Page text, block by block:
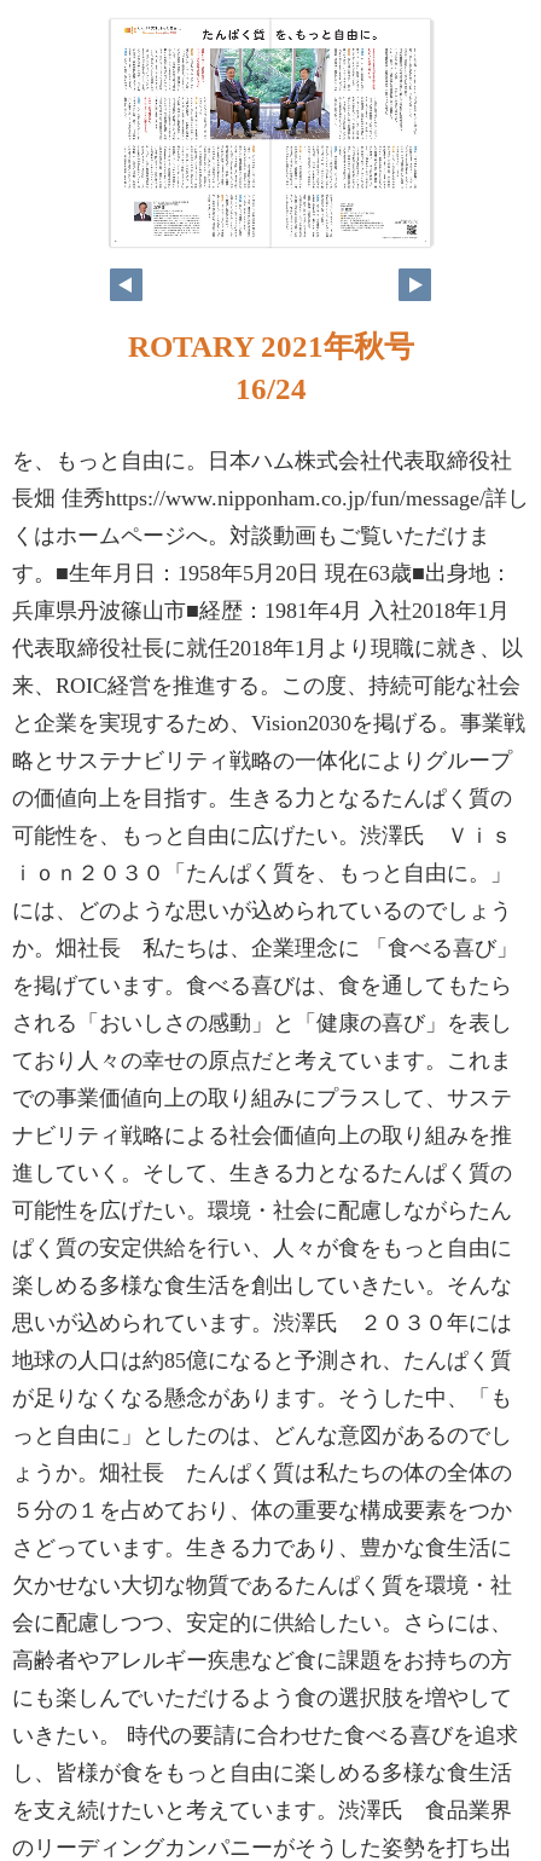
ROTARY 2021年秋号
16/24
を、もっと自由に。日本ハム株式会社代表取締役社
長畑 佳秀https://www.nipponham.co.jp/fun/message/詳し
くはホームページへ。対談動画もご覧いただけま
す。■生年月日：1958年5月20日 現在63歳■出身地：
兵庫県丹波篠山市■経歴：1981年4月 入社2018年1月
代表取締役社長に就任2018年1月より現職に就き、以
来、ROIC経営を推進する。この度、持続可能な社会
と企業を実現するため、Vision2030を掲げる。事業戦
略とサステナビリティ戦略の一体化によりグループ
の価値向上を目指す。生きる力となるたんぱく質の
可能性を、もっと自由に広げたい。渋澤氏 Ｖｉｓ
ｉｏｎ２０３０「たんぱく質を、もっと自由に。」
には、どのような思いが込められているのでしょう
か。畑社長 私たちは、企業理念に 「食べる喜び」
を掲げています。食べる喜びは、食を通してもたら
される「おいしさの感動」と「健康の喜び」を表し
ており人々の幸せの原点だと考えています。これま
での事業価値向上の取り組みにプラスして、サステ
ナビリティ戦略による社会価値向上の取り組みを推
進していく。そして、生きる力となるたんぱく質の
可能性を広げたい。環境・社会に配慮しながらたん
ぱく質の安定供給を行い、人々が食をもっと自由に
楽しめる多様な食生活を創出していきたい。そんな
思いが込められています。渋澤氏 ２０３０年には
地球の人口は約85億になると予測され、たんぱく質
が足りなくなる懸念があります。そうした中、「も
っと自由に」としたのは、どんな意図があるのでし
ょうか。畑社長 たんぱく質は私たちの体の全体の
５分の１を占めており、体の重要な構成要素をつか
さどっています。生きる力であり、豊かな食生活に
欠かせない大切な物質であるたんぱく質を環境・社
会に配慮しつつ、安定的に供給したい。さらには、
高齢者やアレルギー疾患など食に課題をお持ちの方
にも楽しんでいただけるよう食の選択肢を増やして
いきたい。 時代の要請に合わせた食べる喜びを追求
し、皆様が食をもっと自由に楽しめる多様な食生活
を支え続けたいと考えています。渋澤氏 食品業界
のリーディングカンパニーがそうした姿勢を打ち出